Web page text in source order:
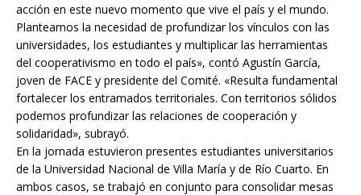
acción en este nuevo momento que vive el país y el mundo.
Planteamos la necesidad de profundizar los vínculos con las
universidades, los estudiantes y multiplicar las herramientas
del cooperativismo en todo el país», contó Agustín García,
joven de FACE y presidente del Comité. «Resulta fundamental
fortalecer los entramados territoriales. Con territorios sólidos
podemos profundizar las relaciones de cooperación y
solidaridad», subrayó.
En la jornada estuvieron presentes estudiantes universitarios
de la Universidad Nacional de Villa María y de Río Cuarto. En
ambos casos, se trabajó en conjunto para consolidar mesas